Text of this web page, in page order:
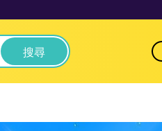
搜尋